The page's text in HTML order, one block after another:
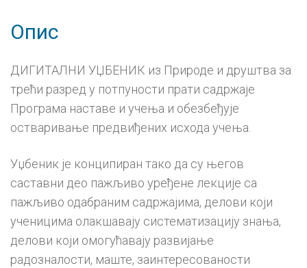
Опис
ДИГИТАЛНИ УЏБЕНИК из Природе и друштва за
трећи разред у потпуности прати садржаје
Програма наставе и учења и обезбеђује
остваривање предвиђених исхода учења.
Уџбеник је конципиран тако да су његов
саставни део пажљиво уређене лекције са
пажљиво одабраним садржајима, делови који
ученицима олакшавају систематизацију знања,
делови који омогућавају развијање
радозналости, маште, заинтересованости